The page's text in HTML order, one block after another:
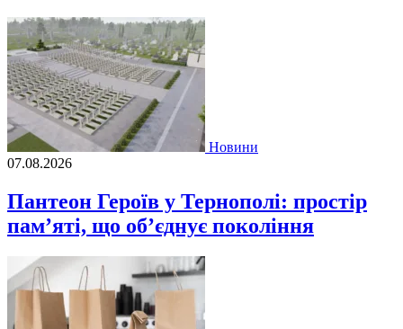
Новини
07.08.2026
Пантеон Героїв у Тернополі: простір
пам’яті, що об’єднує покоління